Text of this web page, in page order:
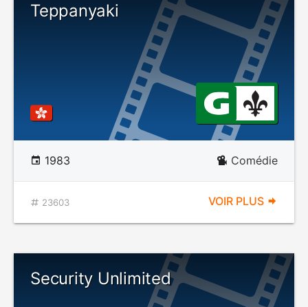
Teppanyaki
1983 Comédie
23603 VOIR PLUS
Security Unlimited